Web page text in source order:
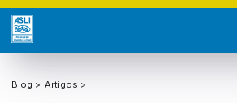
Blog > Artigos >